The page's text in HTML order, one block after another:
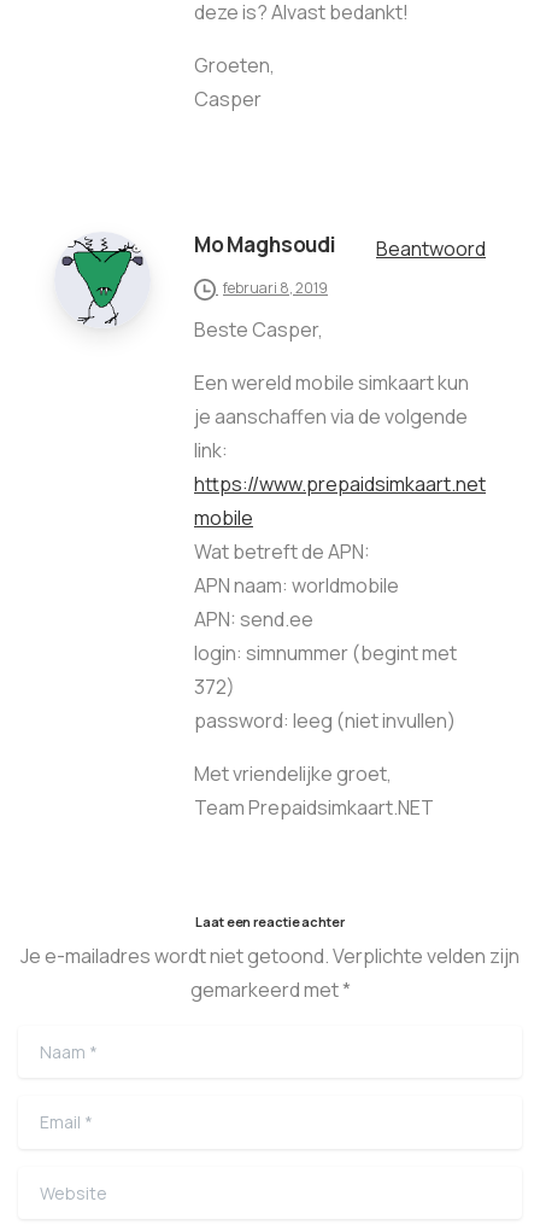
deze is? Alvast bedankt!
Groeten,
Casper
Mo Maghsoudi Beantwoord
februari 8, 2019
Beste Casper,
Een wereld mobile simkaart kun
je aanschaffen via de volgende
link:
https://www.prepaidsimkaart.net/
mobile
Wat betreft de APN:
APN naam: worldmobile
APN: send.ee
login: simnummer (begint met
372)
password: leeg (niet invullen)
Met vriendelijke groet,
Team Prepaidsimkaart.NET
Laat een reactie achter
Je e-mailadres wordt niet getoond. Verplichte velden zijn
gemarkeerd met *
Naam
Email
Website